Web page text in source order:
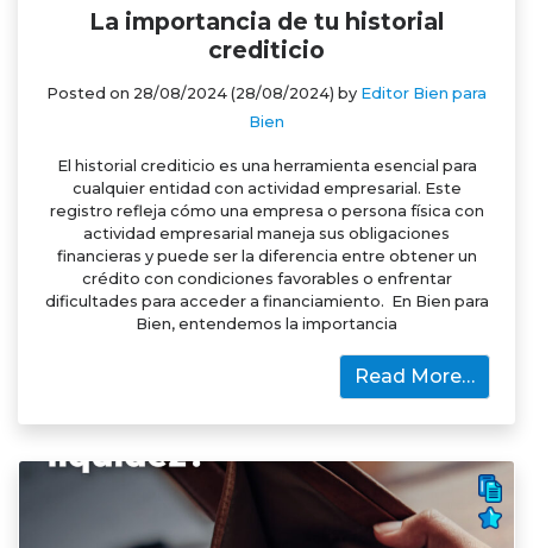
La importancia de tu historial
crediticio
Posted on 28/08/2024 (28/08/2024) by Editor Bien para
Bien
El historial crediticio es una herramienta esencial para
cualquier entidad con actividad empresarial. Este
registro refleja cómo una empresa o persona física con
actividad empresarial maneja sus obligaciones
financieras y puede ser la diferencia entre obtener un
crédito con condiciones favorables o enfrentar
dificultades para acceder a financiamiento. En Bien para
Bien, entendemos la importancia
Read More…